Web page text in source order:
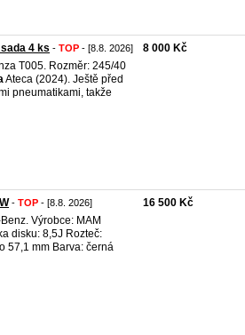
4 ks - TOP - [8.8. 2026]
T005. Rozměr: 245/40
Ateca (2024). Ještě před
pneumatikami, takže
8 000 Kč
- TOP - [8.8. 2026]
Výrobce: MAM
disku: 8,5J Rozteč:
57,1 mm Barva: černá
16 500 Kč